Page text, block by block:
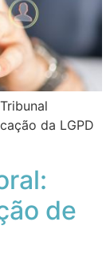
da LGPD
de